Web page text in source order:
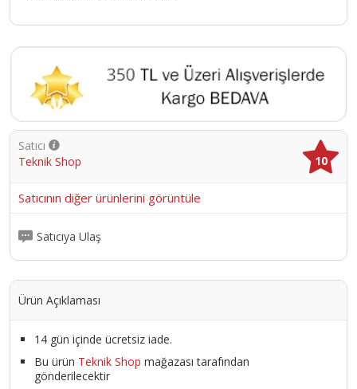
Satıcı
Teknik Shop
10
Satıcının diğer ürünlerini görüntüle
Satıcıya Ulaş
Ürün Açıklaması
14 gün içinde ücretsiz iade.
Bu ürün Teknik Shop mağazası tarafından
gönderilecektir